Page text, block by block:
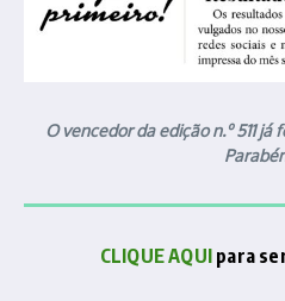
O vencedor da edição n.º 511
CLIQUE AQUI para